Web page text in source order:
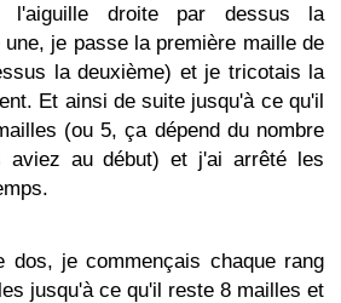
l'aiguille droite par dessus la
je passe la première maille de
la deuxième) et je tricotais la
Et ainsi de suite jusqu'à ce qu'il
(ou 5, ça dépend du nombre
aviez au début) et j'ai arrêté les
dos, je commençais chaque rang
jusqu'à ce qu'il reste 8 mailles et